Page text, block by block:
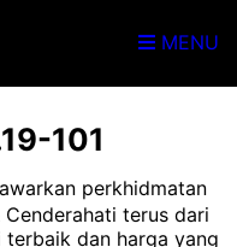
MENU
101
perkhidmatan
terus dari
dan harga yang